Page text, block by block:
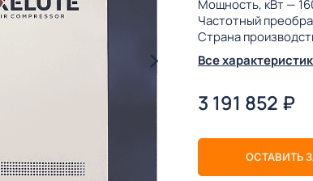
Мощность, кВт —
Частотный
Страна
Все
3 191 852 ₽
ОСТАВИТЬ